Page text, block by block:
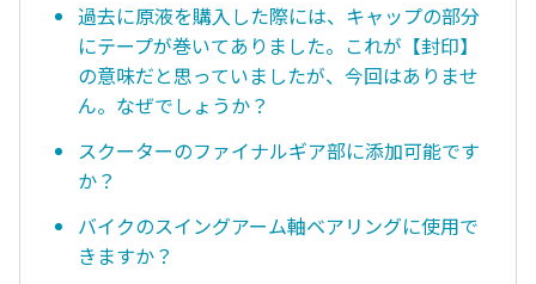
過去に原液を購入した際には、キャップの部分
にテープが巻いてありました。これが【封印】
の意味だと思っていましたが、今回はありませ
ん。なぜでしょうか？
スクーターのファイナルギア部に添加可能です
か？
バイクのスイングアーム軸ベアリングに使用で
きますか？